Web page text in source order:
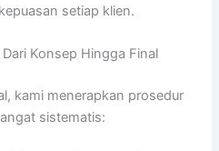
setiap klien.
Konsep Hingga Final
kami menerapkan prosedur
sistematis: